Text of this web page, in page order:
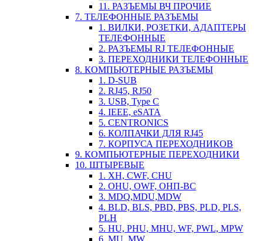
11. РАЗЪЕМЫ ВЧ ПРОЧИЕ
7. ТЕЛЕФОННЫЕ РАЗЪЕМЫ
1. ВИЛКИ, РОЗЕТКИ, АДАПТЕРЫ
ТЕЛЕФОННЫЕ
2. РАЗЪЕМЫ RJ ТЕЛЕФОННЫЕ
3. ПЕРЕХОДНИКИ ТЕЛЕФОННЫЕ
8. КОМПЬЮТЕРНЫЕ РАЗЪЕМЫ
1. D-SUB
2. RJ45, RJ50
3. USB, Type C
4. IEEE, eSATA
5. CENTRONICS
6. КОЛПАЧКИ ДЛЯ RJ45
7. КОРПУСА ПЕРЕХОДНИКОВ
9. КОМПЬЮТЕРНЫЕ ПЕРЕХОДНИКИ
10. ШТЫРЕВЫЕ
1. XH, CWF, CHU
2. OHU, OWF, ОНП-ВС
3. MDQ,MDU,MDW
4. BLD, BLS, PBD, PBS, PLD, PLS,
PLH
5. HU, PHU, MHU, WF, PWL, MPW
6. MU, MW